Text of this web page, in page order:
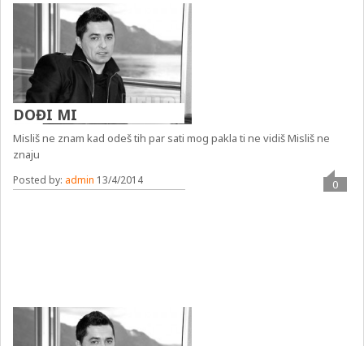
DOĐI MI
Misliš ne znam kad odeš tih par sati mog pakla ti ne vidiš Misliš ne
znaju
Posted by: admin 13/4/2014 0